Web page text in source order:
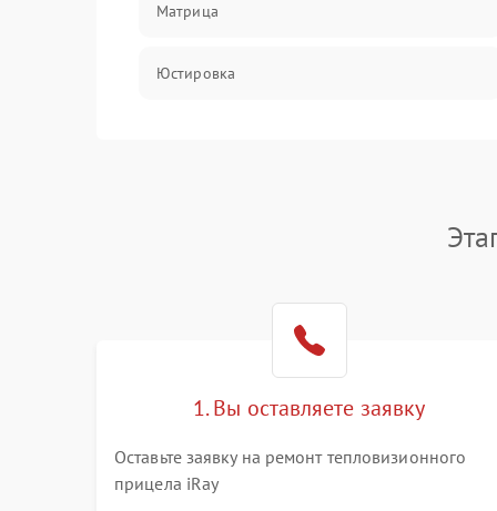
Матрица
Юстировка
1. Вы оставляете заявку
Оставьте заявку на ремонт тепловизионного
прицела iRay